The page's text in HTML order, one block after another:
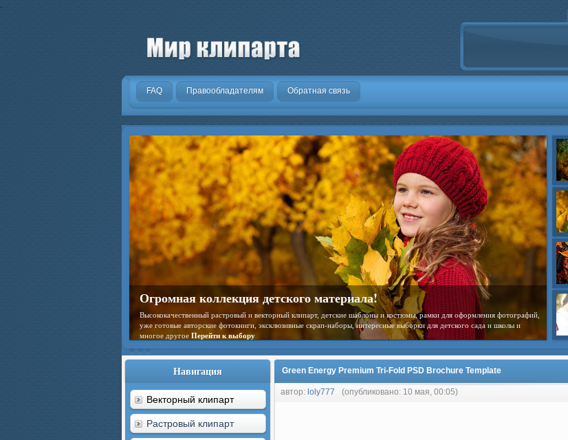
.
FAQ Правообладателям Обратная связь
Огромная коллекция детского материала!
Высококачественный растровый и векторный клипарт, детские шаблоны и костюмы, рамки для оформления фотографий,
уже готовые авторские фотокниги, эксклюзивные скрап-наборы, интересные выборки для детского сада и школы и
многое другое Перейти к выбору
Навигация
Векторный клипарт
Растровый клипарт
Green Energy Premium Tri-Fold PSD Brochure Template
автор: loly777 (опубликовано: 10 мая, 00:05)